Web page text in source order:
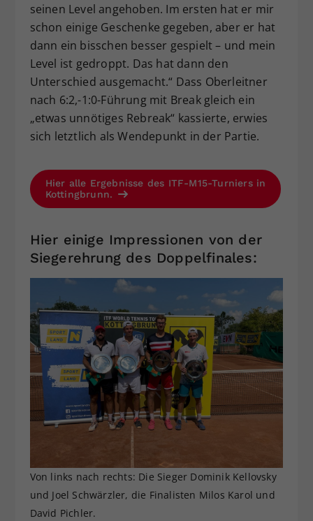
seinen Level angehoben. Im ersten hat er mir
schon einige Geschenke gegeben, aber er hat
dann ein bisschen besser gespielt – und mein
Level ist gedroppt. Das hat dann den
Unterschied ausgemacht.“ Dass Oberleitner
nach 6:2,-1:0-Führung mit Break gleich ein
„etwas unnötiges Rebreak“ kassierte, erwies
sich letztlich als Wendepunkt in der Partie.
Hier alle Ergebnisse des ITF-M15-Turniers in
Kottingbrunn.
Hier einige Impressionen von der
Siegerehrung des Doppelfinales:
Von links nach rechts: Die Sieger Dominik Kellovsky
und Joel Schwärzler, die Finalisten Milos Karol und
David Pichler.